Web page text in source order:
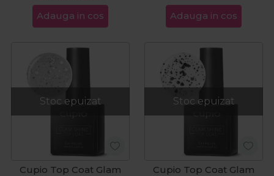
Adauga in cos Adauga in cos
Stoc epuizat
Cupio Top Coat Glam
Stoc epuizat
Cupio Top Coat Glam